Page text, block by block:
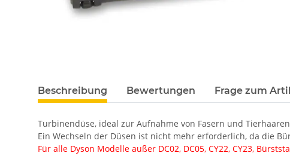
Beschreibung Bewertungen Frage zum
Turbinendüse, ideal zur Aufnahme von Fasern und
Ein Wechseln der Düsen ist nicht mehr erforderlich, da die
Für alle Dyson Modelle außer DC02, DC05, CY22, CY23,